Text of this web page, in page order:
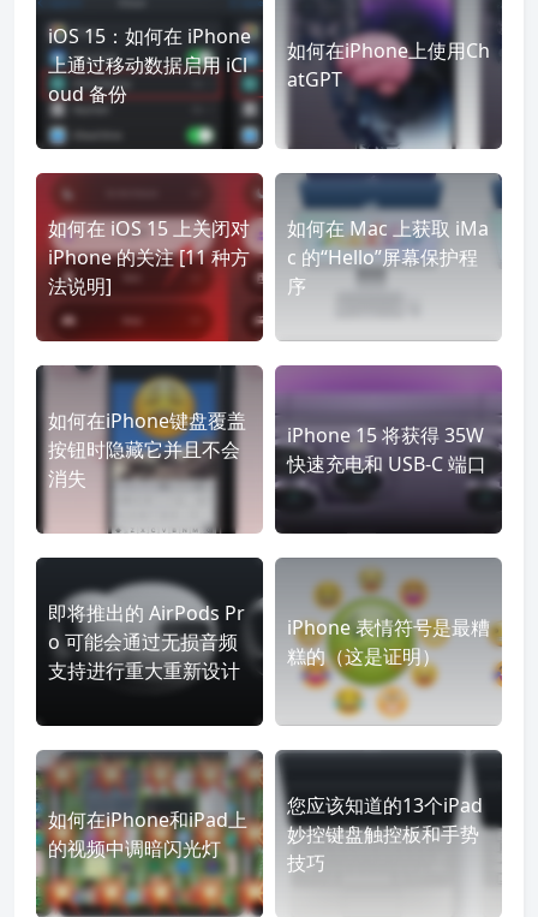
iOS 15：如何在 iPhone
上通过移动数据启用 iCl
oud 备份
如何在iPhone上使用Ch
atGPT
如何在 iOS 15 上关闭对
iPhone 的关注 [11 种方
法说明]
如何在 Mac 上获取 iMa
c 的“Hello”屏幕保护程
序
如何在iPhone键盘覆盖
按钮时隐藏它并且不会
消失
iPhone 15 将获得 35W
快速充电和 USB-C 端口
即将推出的 AirPods Pr
o 可能会通过无损音频
支持进行重大重新设计
iPhone 表情符号是最糟
糕的（这是证明）
如何在iPhone和iPad上
的视频中调暗闪光灯
您应该知道的13个iPad
妙控键盘触控板和手势
技巧